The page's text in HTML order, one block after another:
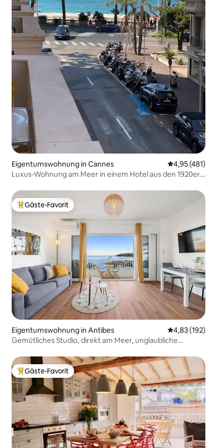
Eigentumswohnung in Cannes
4,95 (481)
Luxus-Wohnung am Meer in einem Hotel aus den 1920er-
Beliebter Gäste-Favorit.
Gäste-Favorit
Eigentumswohnung in Antibes
4,83 (192)
Gemütliches Studio, direkt am Meer, unglaubliche
Beliebter Gäste-Favorit.
Gäste-Favorit